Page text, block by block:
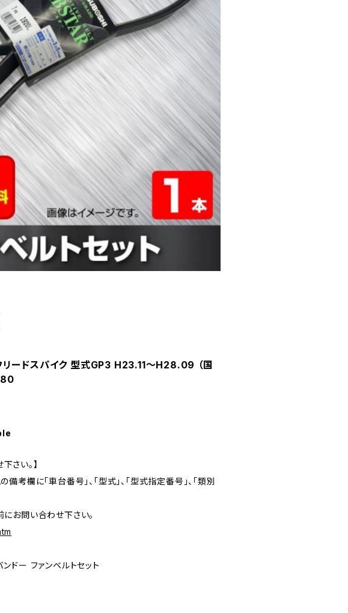
ードスパイク 型式GP3 H23.11～H28.09 （国
さい。】
考欄に「車台番号」、「型式」、「型式指定番号」、「類別
お問い合わせ下さい。
ドー ファンベルトセット